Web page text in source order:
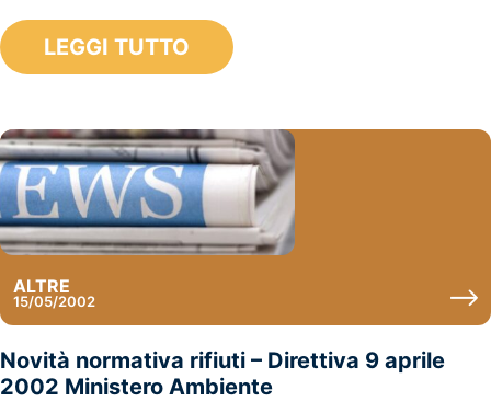
LEGGI TUTTO
ALTRE
15/05/2002
Novità normativa rifiuti – Direttiva 9 aprile
2002 Ministero Ambiente